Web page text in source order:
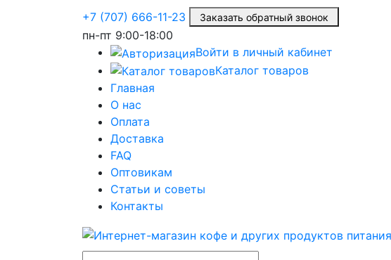
+7 (707) 666-11-23 Заказать обратный звонок
пн-пт 9:00-18:00
Войти в личный кабинет
Каталог товаров
Главная
О нас
Оплата
Доставка
FAQ
Оптовикам
Статьи и советы
Контакты